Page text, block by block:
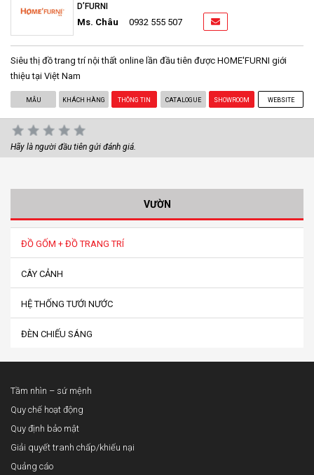
D’FURNI
Ms. Châu 0932 555 507
Siêu thị đồ trang trí nội thất online lần đầu tiên được HOME'FURNI giới
thiệu tại Việt Nam
MẪU KHÁCH HÀNG THÔNG TIN CATALOGUE SHOWROOM WEBSITE
Hãy là người đầu tiên gửi đánh giá.
VƯỜN
ĐỒ GỐM + ĐỒ TRANG TRÍ
CÂY CẢNH
HỆ THỐNG TƯỚI NƯỚC
ĐÈN CHIẾU SÁNG
Tầm nhìn – sứ mệnh
Quy chế hoạt động
Quy định bảo mật
Giải quyết tranh chấp/khiếu nại
Quảng cáo